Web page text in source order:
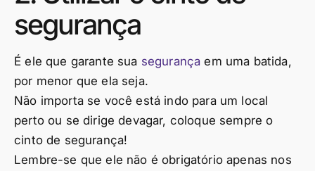
segurança
É ele que garante sua segurança em uma batida,
por menor que ela seja.
Não importa se você está indo para um local
perto ou se dirige devagar, coloque sempre o
cinto de segurança!
Lembre-se que ele não é obrigatório apenas nos